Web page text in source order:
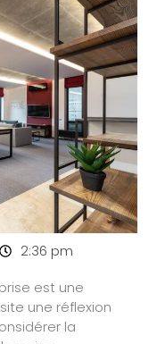
2:36 pm
est une
une réflexion
la